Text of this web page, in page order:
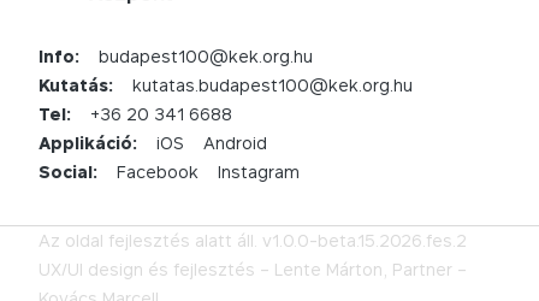
Info:
budapest100@kek.org.hu
Kutatás:
kutatas.budapest100@kek.org.hu
Tel:
+36 20 341 6688
Applikáció:
iOS
Android
Social:
Facebook Instagram
Az oldal fejlesztés alatt áll. v1.0.0-beta.15.2026.fes.2
UX/UI design és fejlesztés – Lente Márton, Partner –